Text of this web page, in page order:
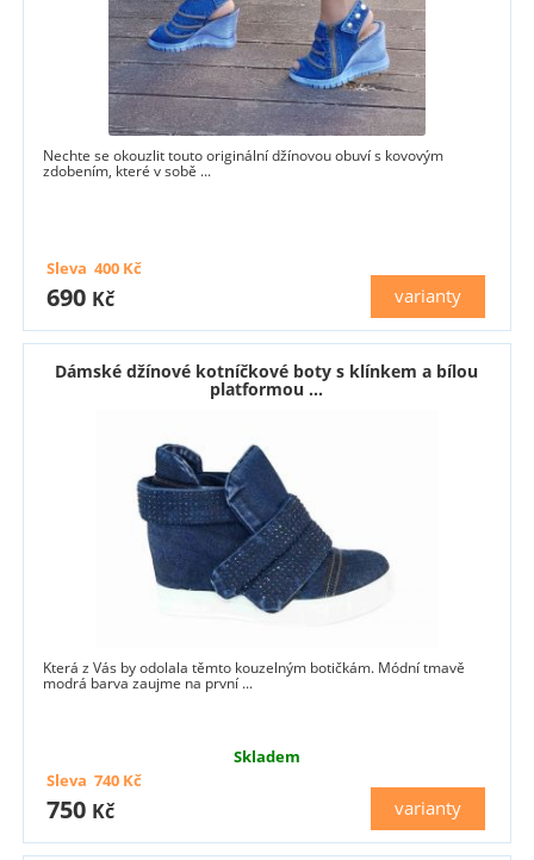
Nechte se okouzlit touto originální džínovou obuví s kovovým
zdobením, které v sobě ...
varianty
690 Kč
Sleva 400 Kč
Dámské džínové kotníčkové boty s klínkem a bílou
platformou ...
Která z Vás by odolala těmto kouzelným botičkám. Módní tmavě
modrá barva zaujme na první ...
Skladem
varianty
750 Kč
Sleva 740 Kč